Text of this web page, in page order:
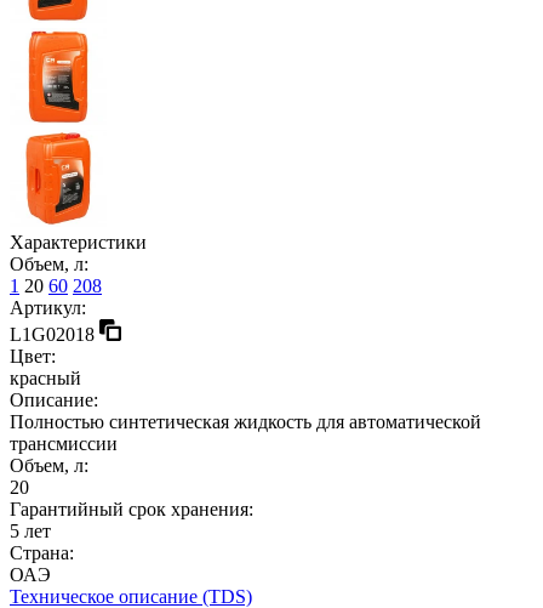
Характеристики
Объем, л:
1 20 60 208
Артикул:
L1G02018
Цвет:
красный
Описание:
Полностью синтетическая жидкость для автоматической
трансмиссии
Объем, л:
20
Гарантийный срок хранения:
5 лет
Страна:
ОАЭ
Техническое описание (TDS)